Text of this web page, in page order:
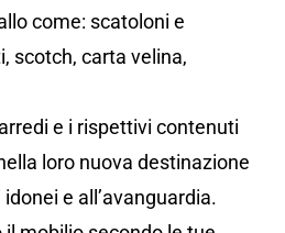
come: scatoloni e
scotch, carta velina,
e i rispettivi contenuti
loro nuova destinazione
e all’avanguardia.